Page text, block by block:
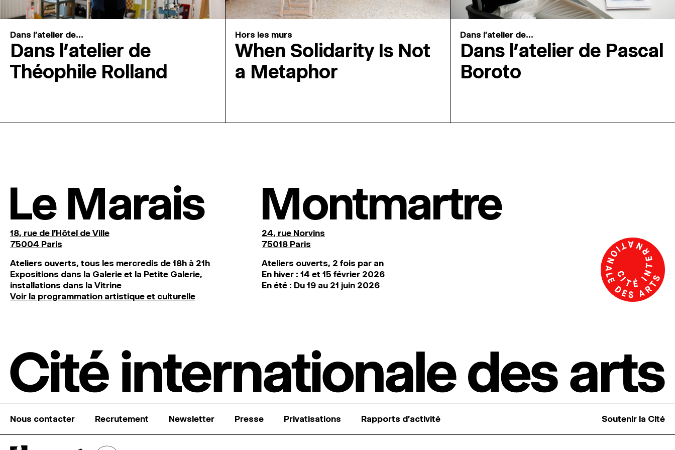
Dans l'atelier de...
Dans l’atelier de
Théophile Rolland
Hors les murs
When Solidarity Is Not
a Metaphor
Dans l'atelier de...
Dans l’atelier de Pascal
Boroto
Le Marais
18, rue de l'Hôtel de Ville
75004 Paris
Ateliers ouverts, tous les mercredis de 18h à 21h
Expositions dans la Galerie et la Petite Galerie,
installations dans la Vitrine
Voir la programmation artistique et culturelle
Montmartre
24, rue Norvins
75018 Paris
Ateliers ouverts, 2 fois par an
En hiver : 14 et 15 février 2026
En été : Du 19 au 21 juin 2026
Nous contacter Recrutement Newsletter Presse Privatisations Rapports d’activité Soutenir la Cité